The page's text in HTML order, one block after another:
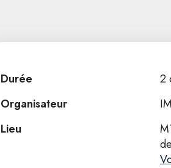
Durée
2
Organisateur
Lieu